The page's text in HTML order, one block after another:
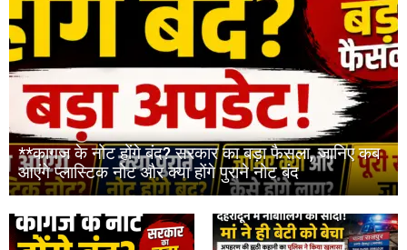
**कागज के नोट होंगे बंद? सरकार का बड़ा फैसला, जानिए कब
आएंगे प्लास्टिक नोट और क्या होंगे पुराने नोट बंद